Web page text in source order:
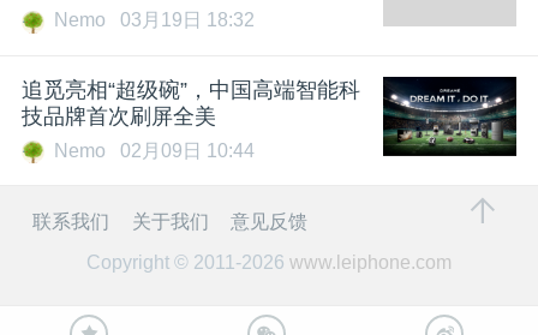
Nemo 03月19日 18:32
追觅亮相“超级碗”，中国高端智能科
技品牌首次刷屏全美
Nemo 02月09日 10:44
联系我们 关于我们
意见反馈
Copyright © 2011-2026 www.leiphone.com